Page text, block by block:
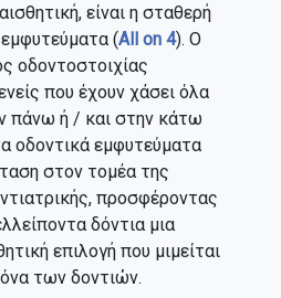
είναι η σταθερή
(All on 4). Ο
οδοντοστοιχίας
που έχουν χάσει όλα
πάνω ή / και στην κάτω
οδοντικά εμφυτεύματα
στον τομέα της
προσφέροντας
δόντια μια
επιλογή που μιμείται
των δοντιών.